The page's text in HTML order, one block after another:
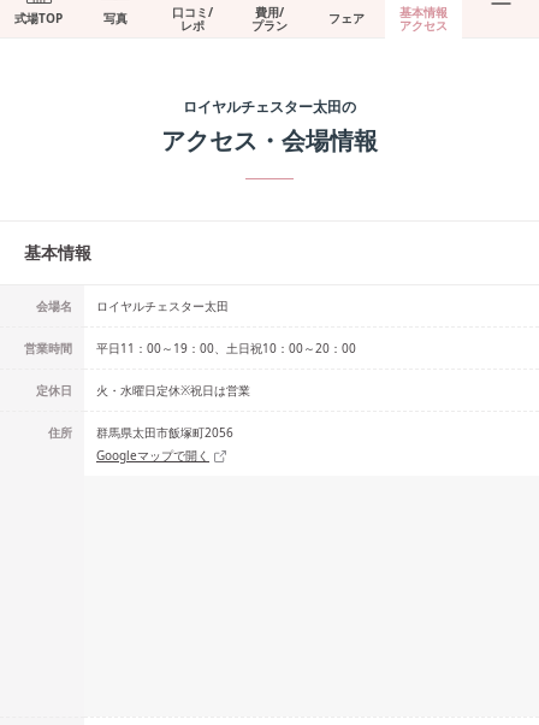
式場TOP 写真 口コミ/
レポ
費用/
プラン フェア 基本情報
アクセス
ロイヤルチェスター太田の
アクセス・会場情報
基本情報
会場名 ロイヤルチェスター太田
営業時間 平日11：00～19：00、土日祝10：00～20：00
定休日 火・水曜日定休※祝日は営業
住所
群馬県太田市飯塚町2056
Googleマップで開く